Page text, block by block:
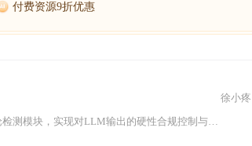
付费资源9折优惠
输出的硬性合规控制与逻辑一致性保障。其核心在于将动态业务状态注入提示词并持久化锁定，结合前置
徐小疼